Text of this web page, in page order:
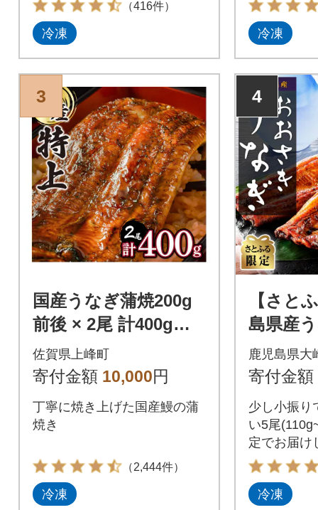
代町にある『横島醤油納豆有
限会社』の醤油入りのタレ
ひきたてます。焼きあがった
うなぎは真空パックにして、
すぐさま急速冷凍し、おいし
さを逃すことなくお届け♪解凍
後、グリルや電子レンジで温
めるだけでできたての味を、
お手軽にご家庭でお楽しみい
ただけます。
（416件）
冷凍 冷凍
3
国産うなぎ蒲焼200g
前後 × 2尾 計400g前
後
佐賀県上峰町
寄付金額 10,000円
丁寧に焼き上げた国産鰻の蒲
焼き
（2,444件）
冷凍
4
【さと
島県産
尾(計
鹿児島県大
寄付金額
少し小振り
い5尾
定でお届け
ついての
特性上、小
ご注意くだ
冷凍